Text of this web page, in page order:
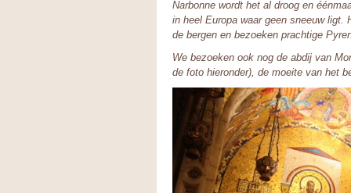
Narbonne wordt het al droog en
in heel Europa waar geen sneeuw ligt.
de bergen en bezoeken prachtige
We bezoeken ook nog de abdij van
de foto hieronder), de moeite van het